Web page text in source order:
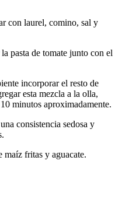
con laurel, comino, sal y
pasta de tomate junto con el
incorporar el resto de
esta mezcla a la olla,
minutos aproximadamente.
consistencia sedosa y
fritas y aguacate.